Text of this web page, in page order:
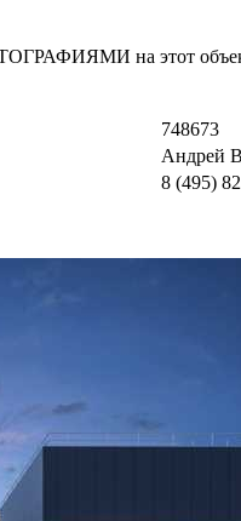
на этот объект,
748673
Андрей
8 (495)